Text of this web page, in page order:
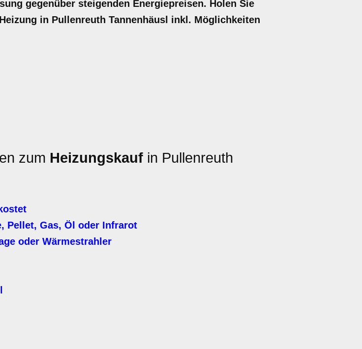
gegenüber steigenden Energiepreisen. Holen Sie
in Pullenreuth Tannenhäusl inkl. Möglichkeiten
zum Heizungskauf in Pullenreuth
Pellet, Gas, Öl oder Infrarot
oder Wärmestrahler